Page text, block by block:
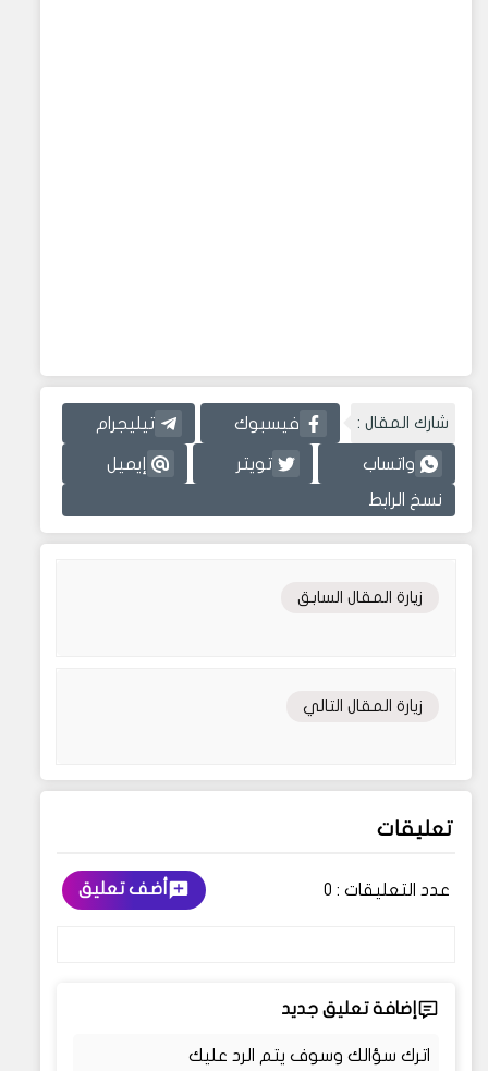
شارك المقال : فيسبوك تيليجرام
واتساب تويتر إيميل
نسخ الرابط
زيارة المقال السابق
زيارة المقال التالي
تعليقات
عدد التعليقات : 0 أضف تعليق
إضافة تعليق جديد
اترك سؤالك وسوف يتم الرد عليك